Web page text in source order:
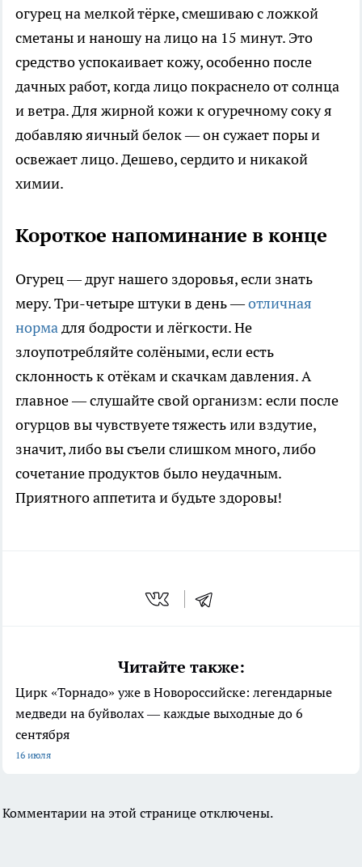
огурец на мелкой тёрке, смешиваю с ложкой
сметаны и наношу на лицо на 15 минут. Это
средство успокаивает кожу, особенно после
дачных работ, когда лицо покраснело от солнца
и ветра. Для жирной кожи к огуречному соку я
добавляю яичный белок — он сужает поры и
освежает лицо. Дешево, сердито и никакой
химии.
Короткое напоминание в конце
Огурец — друг нашего здоровья, если знать
меру. Три-четыре штуки в день —отличная
нормадля бодрости и лёгкости. Не
злоупотребляйте солёными, если есть
склонность к отёкам и скачкам давления. А
главное — слушайте свой организм: если после
огурцов вы чувствуете тяжесть или вздутие,
значит, либо вы съели слишком много, либо
сочетание продуктов было неудачным.
Приятного аппетита и будьте здоровы!
Читайте также:
Цирк «Торнадо» уже в Новороссийске: легендарные
медведи на буйволах — каждые выходные до 6
сентября
16 июля
Комментарии на этой странице отключены.